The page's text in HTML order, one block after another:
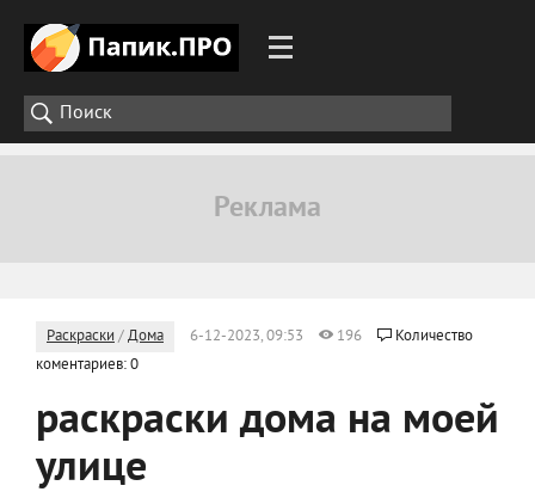
Раскраски /Дома 6-12-2023, 09:53 196
Количество
коментариев: 0
раскраски дома на моей
улице